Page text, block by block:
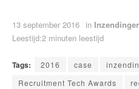
13 september 2016 in
Leestijd:2 minuten leestijd
Tags: 2016 case
Recruitment Tech Awards